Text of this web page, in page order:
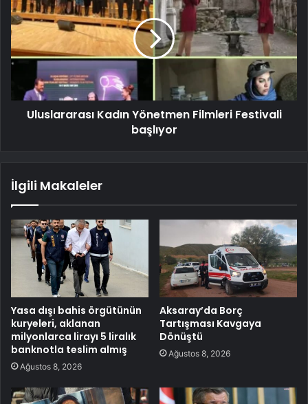
Uluslararası Kadın Yönetmen Filmleri Festivali
başlıyor
İlgili Makaleler
Yasa dışı bahis örgütünün
kuryeleri, aklanan
milyonlarca lirayı 5 liralık
banknotla teslim almış
Ağustos 8, 2026
Aksaray’da Borç
Tartışması Kavgaya
Dönüştü
Ağustos 8, 2026